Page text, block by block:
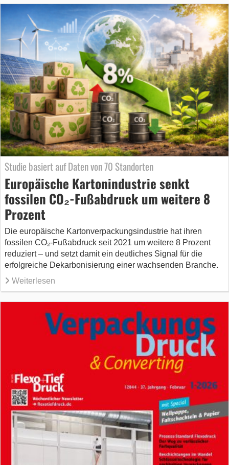
Studie basiert auf Daten von 70 Standorten
Europäische Kartonindustrie senkt
fossilen CO₂-Fußabdruck um weitere 8
Prozent
Die europäische Kartonverpackungsindustrie hat ihren
fossilen CO₂-Fußabdruck seit 2021 um weitere 8 Prozent
reduziert – und setzt damit ein deutliches Signal für die
erfolgreiche Dekarbonisierung einer wachsenden Branche.
Weiterlesen